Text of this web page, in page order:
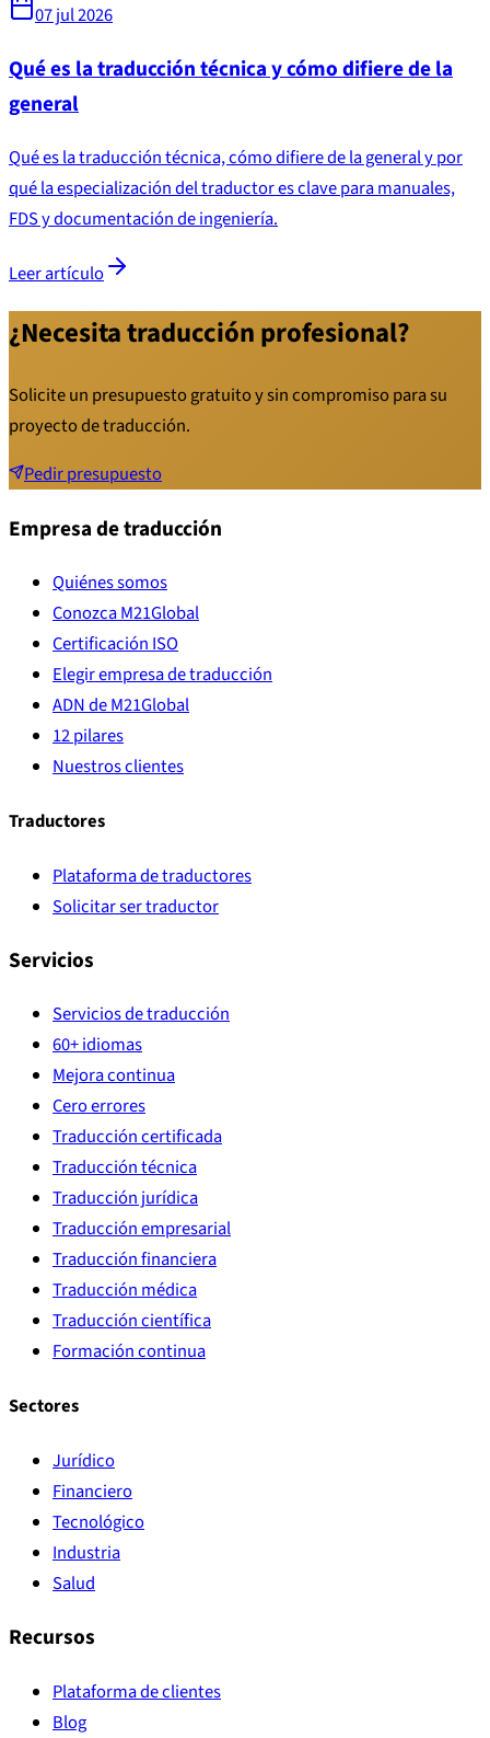
07 jul 2026
Qué es la traducción técnica y cómo difiere de la
general
Qué es la traducción técnica, cómo difiere de la general y por
qué la especialización del traductor es clave para manuales,
FDS y documentación de ingeniería.
Leer artículo
¿Necesita traducción profesional?
Solicite un presupuesto gratuito y sin compromiso para su
proyecto de traducción.
Pedir presupuesto
Empresa de traducción
Quiénes somos
Conozca M21Global
Certificación ISO
Elegir empresa de traducción
ADN de M21Global
12 pilares
Nuestros clientes
Traductores
Plataforma de traductores
Solicitar ser traductor
Servicios
Servicios de traducción
60+ idiomas
Mejora continua
Cero errores
Traducción certificada
Traducción técnica
Traducción jurídica
Traducción empresarial
Traducción financiera
Traducción médica
Traducción científica
Formación continua
Sectores
Jurídico
Financiero
Tecnológico
Industria
Salud
Recursos
Plataforma de clientes
Blog